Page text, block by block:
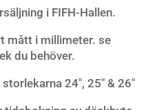
i FIFH-Hallen.
mått i millimeter. se
du behöver.
24″, 25″ & 26″